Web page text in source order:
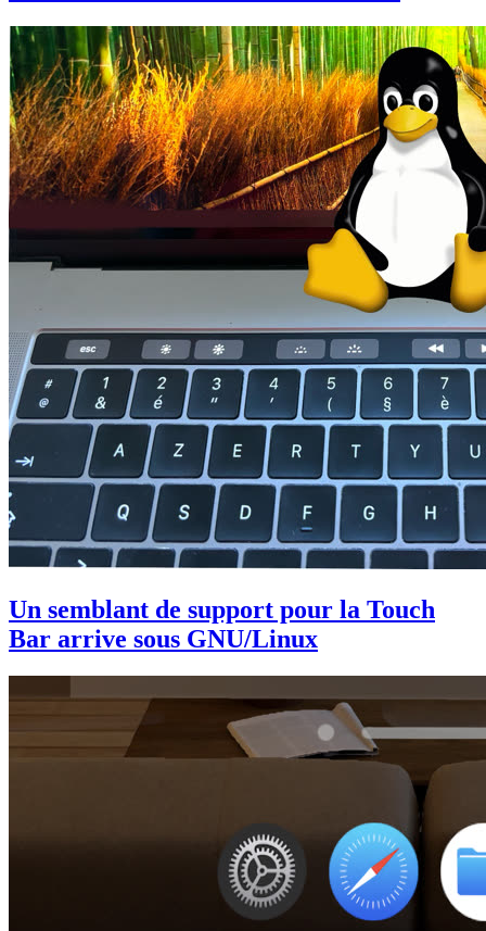
Un semblant de support pour la Touch
Bar arrive sous GNU/Linux